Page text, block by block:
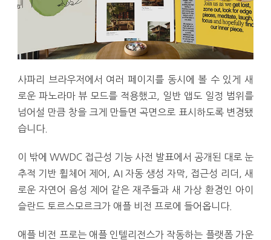
사파리 브라우저에서 여러 페이지를 동시에 볼 수 있게 새
로운 파노라마 뷰 모드를 적용했고, 일반 앱도 일정 범위를
넘어설 만큼 창을 크게 만들면 곡면으로 표시하도록 변경됐
습니다.
이 밖에 WWDC 접근성 기능 사전 발표에서 공개된 대로 눈
추적 기반 휠체어 제어, AI 자동 생성 자막, 접근성 리더, 새
로운 자연어 음성 제어 같은 재주들과 새 가상 환경인 아이
슬란드 토르스모르크가 애플 비전 프로에 들어옵니다.
애플 비전 프로는 애플 인텔리전스가 작동하는 플랫폼 가운